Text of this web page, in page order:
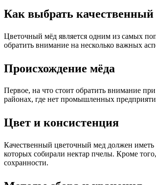
Как выбрать
Цветочный мёд является одним из самых
обратить внимание на несколько важных
Происхождение мёда
Первое, на что стоит обратить внимание
районах, где нет промышленных
Цвет и консистенция
Качественный цветочный мед должен иметь
которых собирали нектар пчелы. Кроме
сохранности.